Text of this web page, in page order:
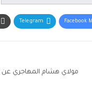
Facebook
Telegram
مولاي هشام المهاجري عن